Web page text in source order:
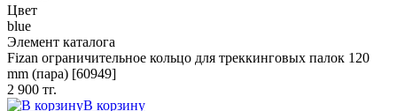
Цвет
blue
Элемент каталога
Fizan ограничительное кольцо для треккинговых палок 120
mm (пара) [60949]
2 900 тг.
В корзину